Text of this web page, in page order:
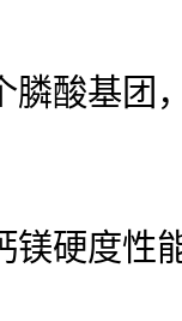
膦酸基团
镁硬度性